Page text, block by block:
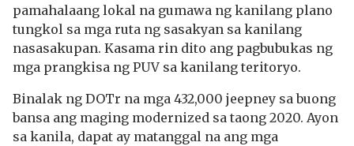
pamahalaang lokal na gumawa ng kanilang plano
tungkol sa mga ruta ng sasakyan sa kanilang
nasasakupan. Kasama rin dito ang pagbubukas ng
mga prangkisa ng PUV sa kanilang teritoryo.
Binalak ng DOTr na mga 432,000 jeepney sa buong
bansa ang maging modernized sa taong 2020. Ayon
sa kanila, dapat ay matanggal na ang mga